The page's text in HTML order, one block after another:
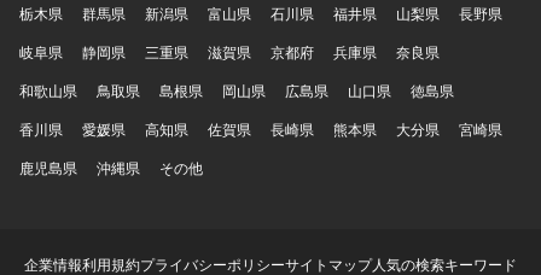
栃木県
群馬県 新潟県 富山県 石川県 福井県 山梨県
長野県
岐阜県
静岡県 三重県 滋賀県 京都府 兵庫県
奈良県
和歌山県
鳥取県 島根県 岡山県 広島県 山口県
徳島県
香川県
愛媛県 高知県 佐賀県 長崎県 熊本県 大分県
宮崎県
鹿児島県
沖縄県 その他
企業情報利用規約プライバシーポリシーサイトマップ人気の検索キーワード